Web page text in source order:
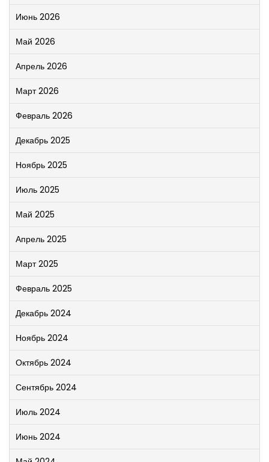
Июнь 2026
Май 2026
Апрель 2026
Март 2026
Февраль 2026
Декабрь 2025
Ноябрь 2025
Июль 2025
Май 2025
Апрель 2025
Март 2025
Февраль 2025
Декабрь 2024
Ноябрь 2024
Октябрь 2024
Сентябрь 2024
Июль 2024
Июнь 2024